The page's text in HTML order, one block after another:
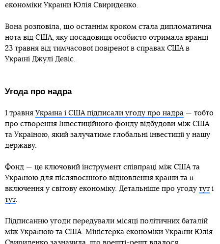
економіки України Юлія Свириденко.
Вона розповіла, що останнім кроком стала дипломатична
нота від США, яку посадовиця особисто отримала вранці
23 травня від тимчасової повіреної в справах США в
Україні Джулі Девіс.
Угода про надра
1 травня Україна і США підписали угоду про надра — тобто
про створення Інвестиційного фонду відбудови між США
та Україною, який залучатиме глобальні інвестиції у нашу
державу.
Фонд — це ключовий інструмент співпраці між США та
Україною для післявоєнного відновлення країни та її
включення у світову економіку. Детальніше про угоду тут і
тут.
Підписанню угоди передували місяці політичних баталій
між Україною та США. Міністерка економіки України Юлія